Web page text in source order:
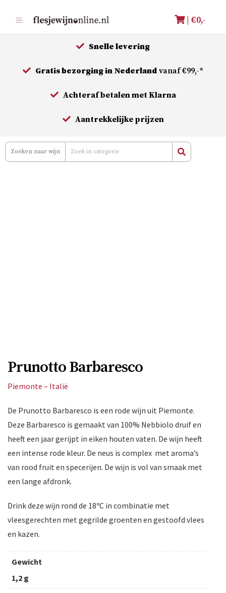
naar
de
| €0,-
Snelle levering
Gratis bezorging in Nederland vanaf €99,-*
Achteraf betalen met Klarna
Aantrekkelijke prijzen
Prunotto Barbaresco
Piemonte – Italië
De Prunotto Barbaresco is een rode wijn uit Piemonte.
Deze Barbaresco is gemaakt van 100% Nebbiolo druif en
heeft een jaar gerijpt in eiken houten vaten. De wijn heeft
een intense rode kleur. De neus is complex met aroma’s
van rood fruit en specerijen. De wijn is vol van smaak met
een lange afdronk.
Drink deze wijn rond de 18ºC in combinatie met
vleesgerechten met gegrilde groenten en gestoofd vlees
en kazen.
Gewicht
1,2 g